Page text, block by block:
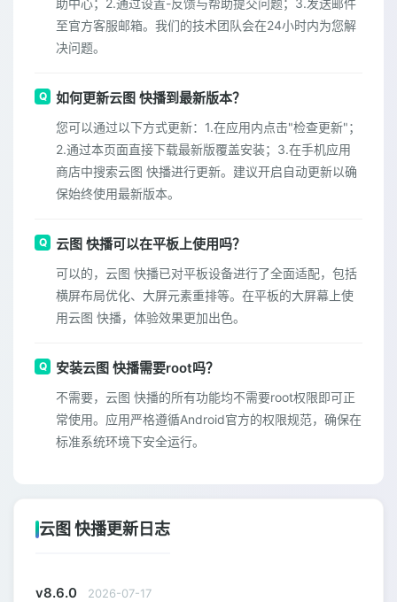
助中心；2.通过设置-反馈与帮助提交问题；3.发送邮件
至官方客服邮箱。我们的技术团队会在24小时内为您解
决问题。
如何更新云图 快播到最新版本？
您可以通过以下方式更新：1.在应用内点击"检查更新"；
2.通过本页面直接下载最新版覆盖安装；3.在手机应用
商店中搜索云图 快播进行更新。建议开启自动更新以确
保始终使用最新版本。
云图 快播可以在平板上使用吗？
可以的，云图 快播已对平板设备进行了全面适配，包括
横屏布局优化、大屏元素重排等。在平板的大屏幕上使
用云图 快播，体验效果更加出色。
安装云图 快播需要root吗？
不需要，云图 快播的所有功能均不需要root权限即可正
常使用。应用严格遵循Android官方的权限规范，确保在
标准系统环境下安全运行。
云图 快播更新日志
v8.6.0 2026-07-17